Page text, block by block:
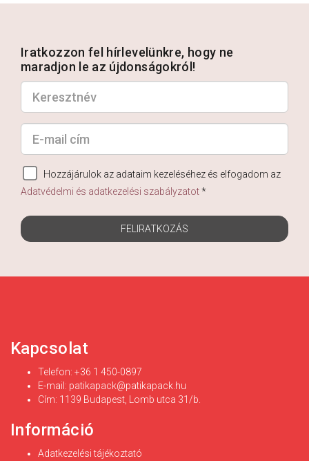
Iratkozzon fel hírlevelünkre, hogy ne
maradjon le az újdonságokról!
Hozzájárulok az adataim kezeléséhez és elfogadom az
Adatvédelmi és adatkezelési szabályzatot*
FELIRATKOZÁS
Kapcsolat
Telefon: +36 1 450-0897
E-mail: patikapack@patikapack.hu
Cím: 1139 Budapest, Lomb utca 31/b.
Információ
Adatkezelési tájékoztató